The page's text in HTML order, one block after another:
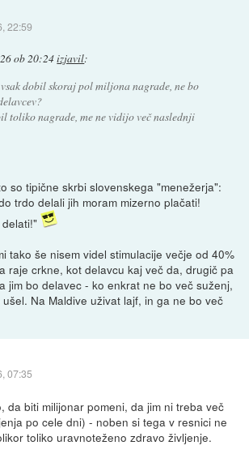
22:59
ob 20:24izjavil:
dobil skoraj pol miljona nagrade, ne bo
toliko nagrade, me ne vidijo več naslednji
so tipične skrbi slovenskega "menežerja":
trdo delali jih moram mizerno plačati!
tako še nisem videl stimulacije večje od 40%
raje crkne, kot delavcu kaj več da, drugič pa
jim bo delavec - ko enkrat ne bo več suženj,
Na Maldive uživat lajf, in ga ne bo več
07:35
da biti milijonar pomeni, da jim ni treba več
po cele dni) - noben si tega v resnici ne
toliko uravnoteženo zdravo življenje.